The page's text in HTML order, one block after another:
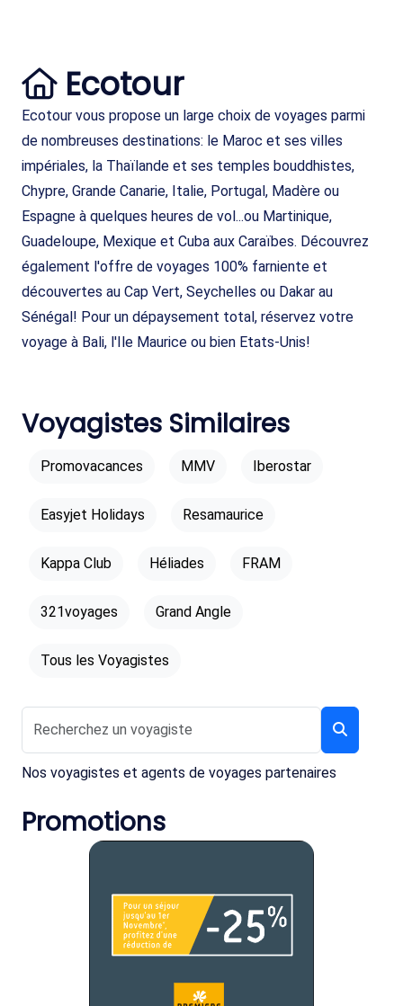
Ecotour
Ecotour vous propose un large choix de voyages parmi
de nombreuses destinations: le Maroc et ses villes
impériales, la Thaïlande et ses temples bouddhistes,
Chypre, Grande Canarie, Italie, Portugal, Madère ou
Espagne à quelques heures de vol...ou Martinique,
Guadeloupe, Mexique et Cuba aux Caraïbes. Découvrez
également l'offre de voyages 100% farniente et
découvertes au Cap Vert, Seychelles ou Dakar au
Sénégal! Pour un dépaysement total, réservez votre
voyage à Bali, l'Ile Maurice ou bien Etats-Unis!
Voyagistes Similaires
Promovacances MMV Iberostar
Easyjet Holidays Resamaurice
Kappa Club Héliades FRAM
321voyages Grand Angle
Tous les Voyagistes
Nos voyagistes et agents de voyages partenaires
Promotions